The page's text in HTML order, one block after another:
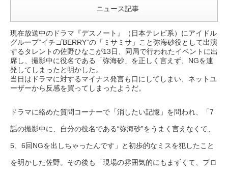
ニュース記事
現在放送中のドラマ『デスノート』（日本テレビ系）にアイドル
グループ“イチゴBERRY”の「ミサミサ」こと弥海砂役として出演
するタレントの佐野ひなこが13日、同局で行われたイベントに出
席し、撮影中に役名である「弥海砂」を正しく言えず、NGを連
発してしまったと明かした。
当日はドラマに対するマイナス発言も口にしてしまい、ネットユ
ーザーから反感を買ってしまったようだ。
ドラマに絡めた質問コーナーで「消したい記憶」を問われ、「7
話の撮影中に、自分の役名である“弥海砂”をうまく言えなくて、
5、6回NGを出しちゃったんです」と初歩的なミスを犯したこと
を明かした佐野。その後も「現場の雰囲気的にもまずくて、プロ